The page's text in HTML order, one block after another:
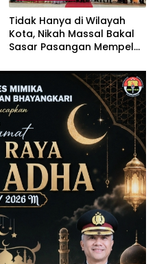
Tidak Hanya di Wilayah
Kota, Nikah Massal Bakal
Sasar Pasangan Mempelai